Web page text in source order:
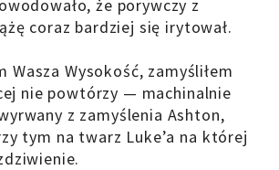
że porywczy z
coraz bardziej się irytował.
Wasza Wysokość, zamyśliłem
nie powtórzy — machinalnie
z zamyślenia Ashton,
tym na twarz Luke’a na której